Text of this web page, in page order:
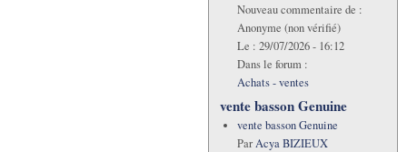
Nouveau commentaire de :
Anonyme (non vérifié)
Le : 29/07/2026 - 16:12
Dans le forum :
Achats - ventes
vente basson Genuine
vente basson Genuine
ParAcya BIZIEUX